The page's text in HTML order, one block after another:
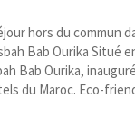
hors du commun
Bab Ourika Situé
Bab Ourika,
du Maroc. Eco-